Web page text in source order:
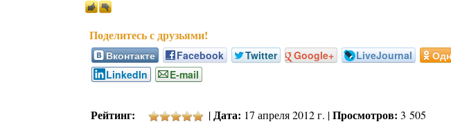
Вконтакте Facebook Twitter Google+ LiveJournal
LinkedIn
E-mail
Рейтинг: |Дата: 17 апреля 2012 г. |Просмотров: 3 505